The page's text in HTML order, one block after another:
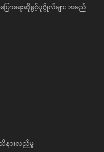
ောရေးဆိုခွင့်ပုဂ္ဂိုလ်များ အမည်
နားလည်မှု